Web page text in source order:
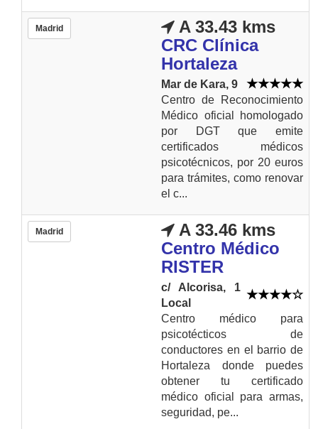
Madrid
A 33.43 kms
CRC Clínica
Hortaleza
Mar de Kara, 9
Centro de Reconocimiento
Médico oficial homologado
por DGT que emite
certificados médicos
psicotécnicos, por 20 euros
para trámites, como renovar
el c...
Madrid
A 33.46 kms
Centro Médico
RISTER
c/ Alcorisa, 1
Local
Centro médico para
psicotécticos de
conductores en el barrio de
Hortaleza donde puedes
obtener tu certificado
médico oficial para armas,
seguridad, pe...